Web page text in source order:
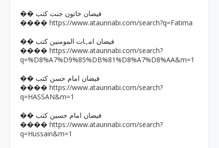
�� فیضان خاتون جنت کتب
���� https://www.ataunnabi.com/search?q=Fatima
�� فیضان امہات المومنین کتب
���� https://www.ataunnabi.com/search?
q=%D8%A7%D9%85%DB%81%D8%A7%D8%AA&m=1
�� فیضان امام حسن کتب
���� https://www.ataunnabi.com/search?
q=HASSAN&m=1
�� فیضان امام حسین کتب
���� https://www.ataunnabi.com/search?
q=Hussain&m=1